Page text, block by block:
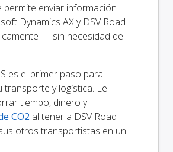
permite enviar información
Dynamics AX y DSV Road
— sin necesidad de
es el primer paso para
transporte y logística. Le
tiempo, dinero y
CO2 al tener a DSV Road
otros transportistas en un